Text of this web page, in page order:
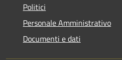
Politici
Personale Amministrativo
Documenti e dati